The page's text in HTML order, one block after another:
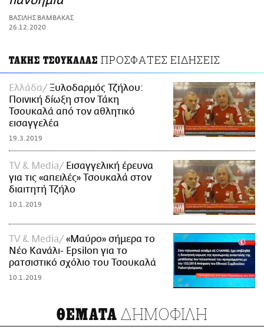
ΑΜΠΑ
PRINT
ΒΑΣΙΛΗΣ ΒΑΜΒΑΚΑΣ
26.12.2020
ΤΑΚΗΣ ΤΣΟΥΚΑΛΑΣ ΠΡΟΣΦΑΤΕΣ ΕΙΔΗΣΕΙΣ
Ελλάδα
Ξυλοδαρμός Τζήλου:
Ποινική δίωξη στον Τάκη
Τσουκαλά από τον αθλητικό
εισαγγελέα
19.3.2019
TV & Media
Εισαγγελική έρευνα
για τις «απειλές» Τσουκαλά στον
διαιτητή Τζήλο
10.1.2019
TV & Media
«Μαύρο» σήμερα το
Νέο Κανάλι- Epsilon για το
ρατσιστικό σχόλιο του Τσουκαλά
10.1.2019
ΘΕΜΑΤΑ ΔΗΜΟΦΙΛΗ